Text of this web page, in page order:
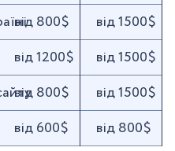
від 800$
від 1500$
від 1200$
від 1500$
від 800$
від 1500$
від 600$ від 800$